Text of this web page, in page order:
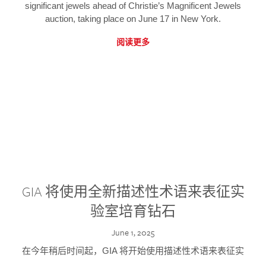
significant jewels ahead of Christie’s Magnificent Jewels
auction, taking place on June 17 in New York.
阅读更多
GIA 将使用全新描述性术语来表征实
验室培育钻石
June 1, 2025
在今年稍后时间起，GIA 将开始使用描述性术语来表征实